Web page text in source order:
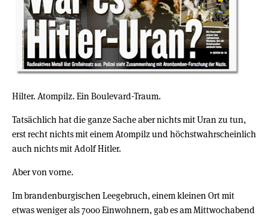
Hilter. Atompilz. Ein Boulevard-Traum.
Tatsächlich hat die ganze Sache aber nichts mit Uran zu tun,
erst recht nichts mit einem Atompilz und höchstwahrscheinlich
auch nichts mit Adolf Hitler.
Aber von vorne.
Im brandenburgischen Leegebruch, einem kleinen Ort mit
etwas weniger als 7000 Einwohnern, gab es am Mittwochabend